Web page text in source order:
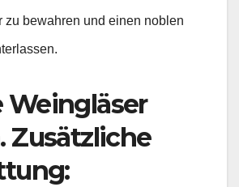
zu bewahren und einen noblen
Weingläser
. Zusätzliche
: